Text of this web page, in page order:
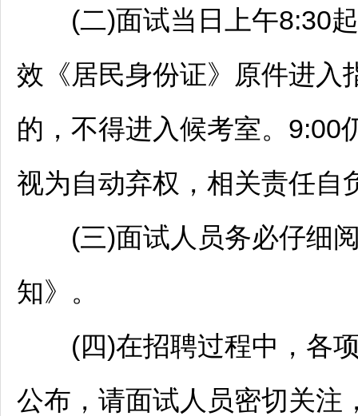
(二)面试当日上午8:30起
效《居民身份证》原件进入
的，不得进入候考室。9:00
视为自动弃权，相关责任自
(三)面试人员务必仔细阅
知》。
(四)在招聘过程中，各
公布，请面试人员密切关注